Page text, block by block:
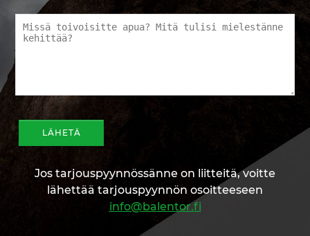
Jos tarjouspyynnössänne on liitteitä, voitte
lähettää tarjouspyynnön osoitteeseen
info@balentor.fi